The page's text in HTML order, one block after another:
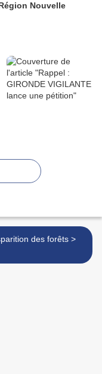
Nouvelle
Disparition des forêts >